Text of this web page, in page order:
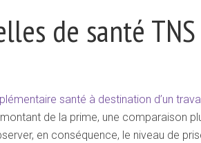
de santé
santé à destination d’un
de la prime, une comparaison
en conséquence, le niveau de